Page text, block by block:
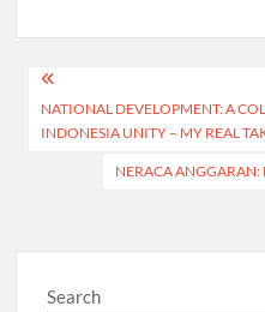
Post
navigation
NATIONAL DEVELOPMENT: A
INDONESIA UNITY – MY REAL
NERACA
Search